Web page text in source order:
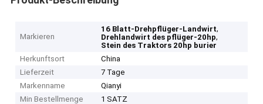
Markieren
16 Blatt-Drehpflüger-Landwirt,
Drehlandwirt des pflüger-20hp,
Stein des Traktors 20hp burier
Herkunftsort
China
Lieferzeit
7 Tage
Markenname
Qianyi
Min Bestellmenge
1 SATZ